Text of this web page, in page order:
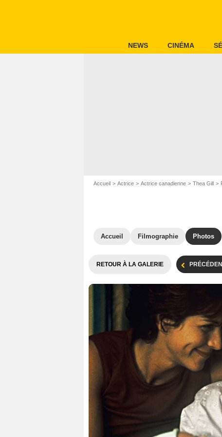
NEWS CINÉMA
Accueil Actrice Actrice canadienne Thea Gill
Accueil Filmographie Photos
RETOUR À LA GALERIE